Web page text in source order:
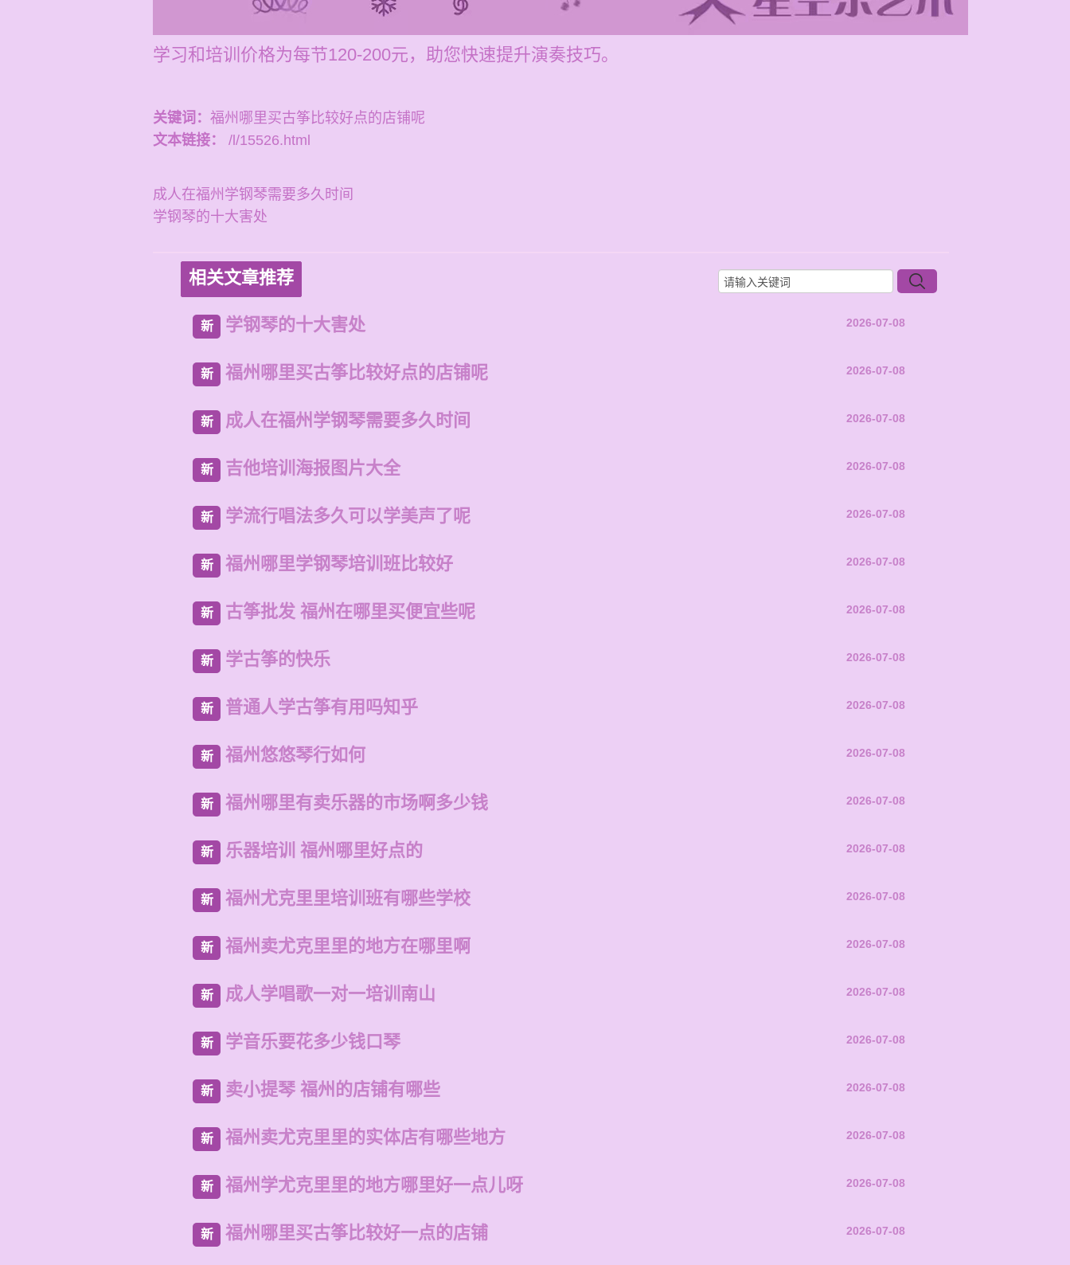
学习和培训价格为每节120-200元，助您快速提升演奏技巧。
关键词： 福州哪里买古筝比较好点的店铺呢
文本链接：
/l/15526.html
成人在福州学钢琴需要多久时间
学钢琴的十大害处
相关文章推荐
新 学钢琴的十大害处 2026-07-08
新 福州哪里买古筝比较好点的店铺呢 2026-07-08
新 成人在福州学钢琴需要多久时间 2026-07-08
新 吉他培训海报图片大全 2026-07-08
新 学流行唱法多久可以学美声了呢 2026-07-08
新 福州哪里学钢琴培训班比较好 2026-07-08
新 古筝批发 福州在哪里买便宜些呢 2026-07-08
新 学古筝的快乐 2026-07-08
新 普通人学古筝有用吗知乎 2026-07-08
新 福州悠悠琴行如何 2026-07-08
新 福州哪里有卖乐器的市场啊多少钱 2026-07-08
新 乐器培训 福州哪里好点的 2026-07-08
新 福州尤克里里培训班有哪些学校 2026-07-08
新 福州卖尤克里里的地方在哪里啊 2026-07-08
新 成人学唱歌一对一培训南山 2026-07-08
新 学音乐要花多少钱口琴 2026-07-08
新 卖小提琴 福州的店铺有哪些 2026-07-08
新 福州卖尤克里里的实体店有哪些地方 2026-07-08
新 福州学尤克里里的地方哪里好一点儿呀 2026-07-08
新 福州哪里买古筝比较好一点的店铺 2026-07-08